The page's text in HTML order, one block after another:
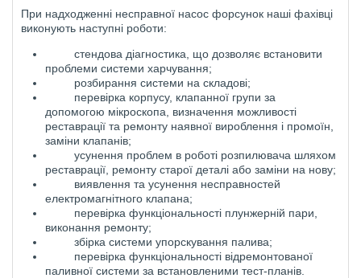
При надходженні несправної насос форсунок наші фахівці
виконують наступні роботи:
стендова діагностика, що дозволяє встановити
проблеми системи харчування;
розбирання системи на складові;
перевірка корпусу, клапанної групи за
допомогою мікроскопа, визначення можливості
реставрації та ремонту наявної вироблення і промоїн,
заміни клапанів;
усунення проблем в роботі розпилювача шляхом
реставрації, ремонту старої деталі або заміни на нову;
виявлення та усунення несправностей
електромагнітного клапана;
перевірка функціональності плунжерній пари,
виконання ремонту;
збірка системи упорскування палива;
перевірка функціональності відремонтованої
паливної системи за встановленими тест-планів.